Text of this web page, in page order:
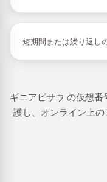
短期間または繰り返し
ギニアビサウ の仮想番
護し、オンライン上